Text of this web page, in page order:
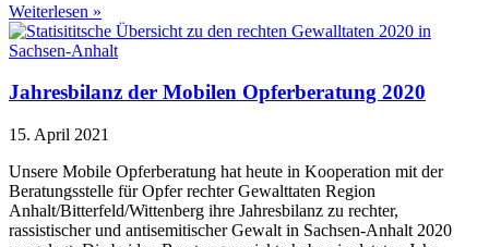
Weiterlesen »
Jahresbilanz der Mobilen Opferberatung 2020
15. April 2021
Unsere Mobile Opferberatung hat heute in Kooperation mit der
Beratungsstelle für Opfer rechter Gewalttaten Region
Anhalt/Bitterfeld/Wittenberg ihre Jahresbilanz zu rechter,
rassistischer und antisemitischer Gewalt in Sachsen-Anhalt 2020